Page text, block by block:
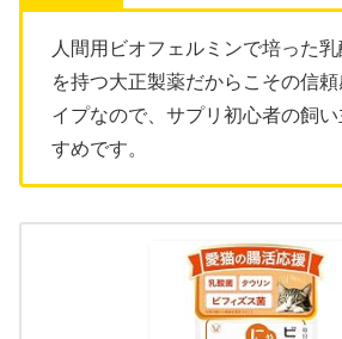
人間用ビオフェルミンで培った
を持つ大正製薬だからこその信
イプなので、サプリ初心者の飼
すめです。